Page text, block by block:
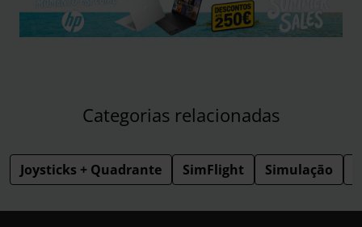
Categorias relacionadas
Joysticks + Quadrante SimFlight Simulação